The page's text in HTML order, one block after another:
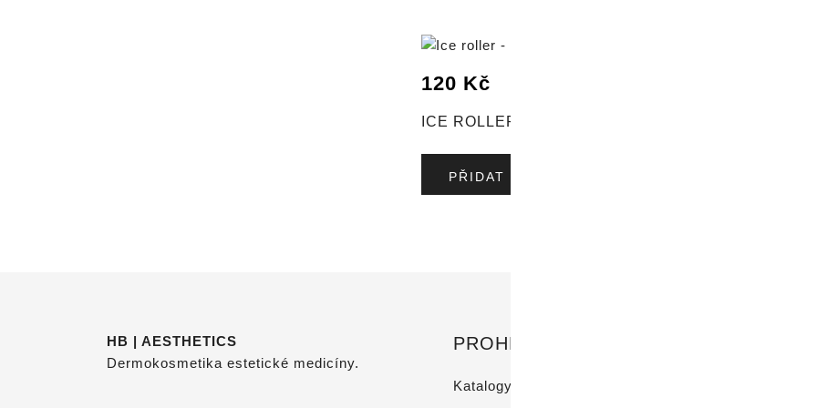
120 Kč
ICE ROLLER – CHLADÍCÍ VÁLEČEK NA OBLIČEJ
PŘIDAT DO KOŠÍKU
HB | AESTHETICS
Dermokosmetika estetické medicíny.
PROHLÉDNĚTE SI
Katalogy ke stažení